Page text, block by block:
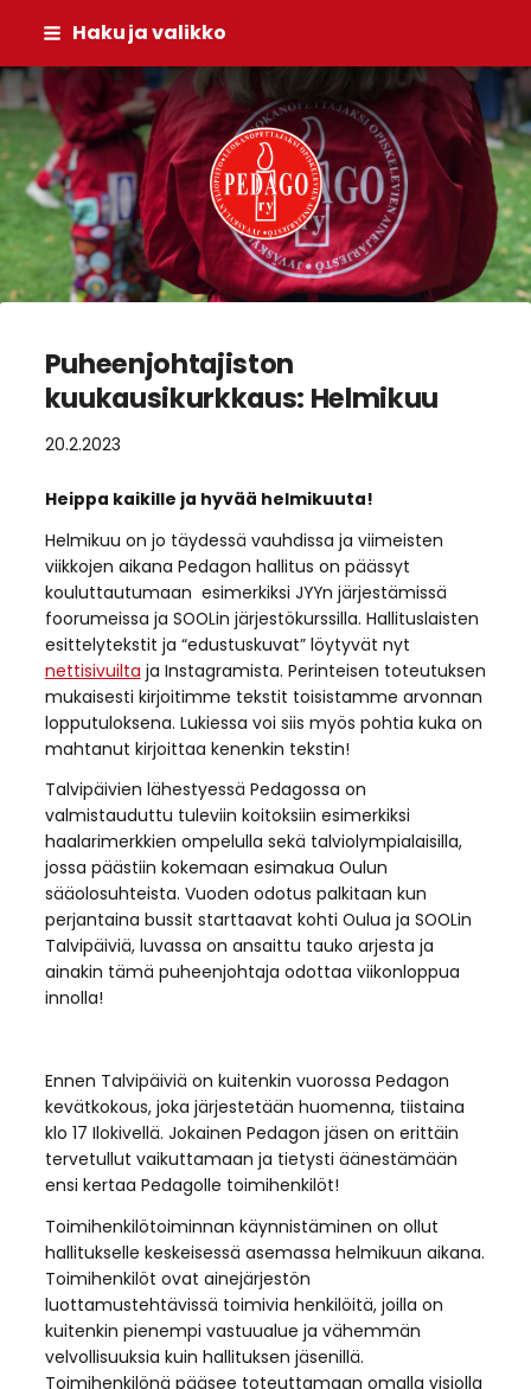
Siirry
sisältöön
Haku ja valikko
Pedago ry
Puheenjohtajiston
kuukausikurkkaus: Helmikuu
20.2.2023
Heippa kaikille ja hyvää helmikuuta!
Helmikuu on jo täydessä vauhdissa ja viimeisten
viikkojen aikana Pedagon hallitus on päässyt
kouluttautumaan esimerkiksi JYYn järjestämissä
foorumeissa ja SOOLin järjestökurssilla. Hallituslaisten
esittelytekstit ja “edustuskuvat” löytyvät nyt
nettisivuilta ja Instagramista. Perinteisen toteutuksen
mukaisesti kirjoitimme tekstit toisistamme arvonnan
lopputuloksena. Lukiessa voi siis myös pohtia kuka on
mahtanut kirjoittaa kenenkin tekstin!
Talvipäivien lähestyessä Pedagossa on
valmistauduttu tuleviin koitoksiin esimerkiksi
haalarimerkkien ompelulla sekä talviolympialaisilla,
jossa päästiin kokemaan esimakua Oulun
sääolosuhteista. Vuoden odotus palkitaan kun
perjantaina bussit starttaavat kohti Oulua ja SOOLin
Talvipäiviä, luvassa on ansaittu tauko arjesta ja
ainakin tämä puheenjohtaja odottaa viikonloppua
innolla!
Ennen Talvipäiviä on kuitenkin vuorossa Pedagon
kevätkokous, joka järjestetään huomenna, tiistaina
klo 17 Ilokivellä. Jokainen Pedagon jäsen on erittäin
tervetullut vaikuttamaan ja tietysti äänestämään
ensi kertaa Pedagolle toimihenkilöt!
Toimihenkilötoiminnan käynnistäminen on ollut
hallitukselle keskeisessä asemassa helmikuun aikana.
Toimihenkilöt ovat ainejärjestön
luottamustehtävissä toimivia henkilöitä, joilla on
kuitenkin pienempi vastuualue ja vähemmän
velvollisuuksia kuin hallituksen jäsenillä.
Toimihenkilönä pääsee toteuttamaan omalla visiolla